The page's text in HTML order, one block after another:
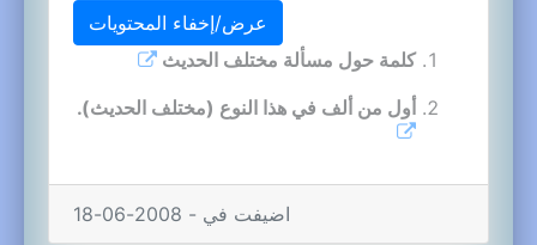
عرض/إخفاء المحتويات
كلمة حول مسألة مختلف الحديث
أول من ألف في هذا النوع (مختلف الحديث).
اضيفت في - 2008-06-18